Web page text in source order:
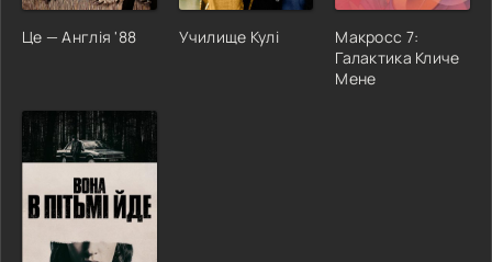
Це — Англія '88 Училище Кулі
Макросс 7:
Галактика Кличе
Мене